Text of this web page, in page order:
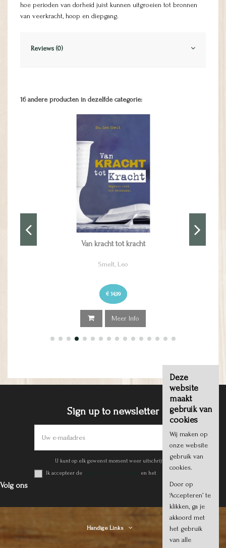
hoe perioden van dorheid juist kunnen uitgroeien tot bronnen
van veerkracht, hoop en diepgang.
Reviews (0)
16 andere producten in dezelfde categorie:
Fasting
Achermann, Cassie
€ 8,50
Meer Info
Sign up to newsletter
U kunt op elk gewenst moment weer uitschrijven.
Ik accepteer de
en het
Volg ons
Handige Links
Deze
website
maakt
gebruik van
cookies
Wij maken op
onze website
gebruik van
cookies.
Door op
‘Accepteren’ te
klikken, ga je
akkoord met
het gebruik
van alle